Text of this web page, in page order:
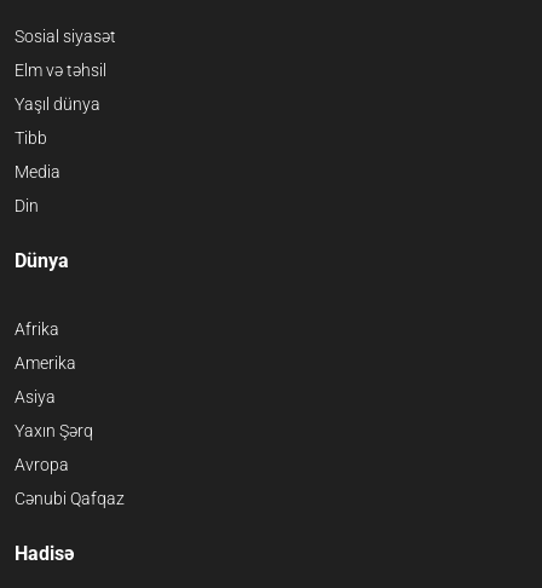
Sosial siyasət
Elm və təhsil
Yaşıl dünya
Tibb
Media
Din
Dünya
Afrika
Amerika
Asiya
Yaxın Şərq
Avropa
Cənubi Qafqaz
Hadisə